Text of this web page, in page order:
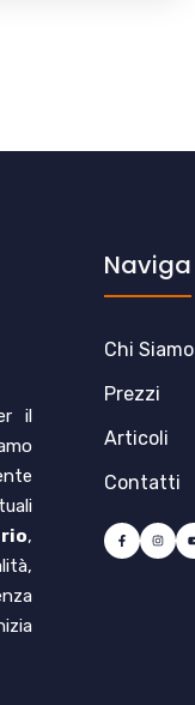
il
,
Naviga
Chi Siamo
Prezzi
Articoli
Contatti